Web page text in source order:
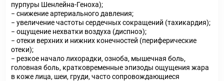
пурпуры Шенлейна-Геноха);
− снижение артериального давления;
− увеличение частоты сердечных сокращений (тахикардия);
− ощущение нехватки воздуха (диспноэ);
− отеки верхних и нижних конечностей (периферические
отеки);
− резкое начало лихорадки, озноба, мышечная боль,
головная боль, кратковременные эпизоды ощущения жара
в коже лица, шеи, груди, часто сопровождающиеся